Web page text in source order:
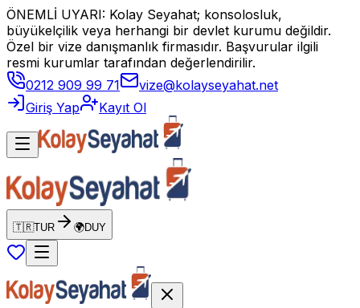
ÖNEMLİ UYARI: Kolay Seyahat; konsolosluk,
büyükelçilik veya herhangi bir devlet kurumu değildir.
Özel bir vize danışmanlık firmasıdır. Başvurular ilgili
resmi kurumlar tarafından değerlendirilir.
0212 909 99 71
vize@kolayseyahat.net
Giriş Yap
Kayıt Ol
🇹🇷TUR 🌍DUY